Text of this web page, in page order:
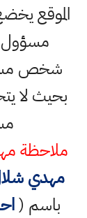
الموقع
مسؤول
شخص
بحيث لا
ملاحظة
مهدي
باسم (